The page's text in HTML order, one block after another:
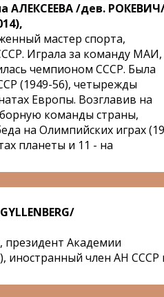
АЛЕКСЕЕВА /дев.
мастер спорта,
Играла за команду МАИ,
чемпионом СССР. Была
(1949-56), четырежды
Европы. Возглавив на
команды страны,
на Олимпийских играх
планеты и 11 - на
президент Академии
иностранный член АН СССР